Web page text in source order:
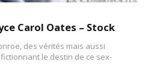
Carol Oates – Stock
des vérités mais aussi
le destin de ce sex-